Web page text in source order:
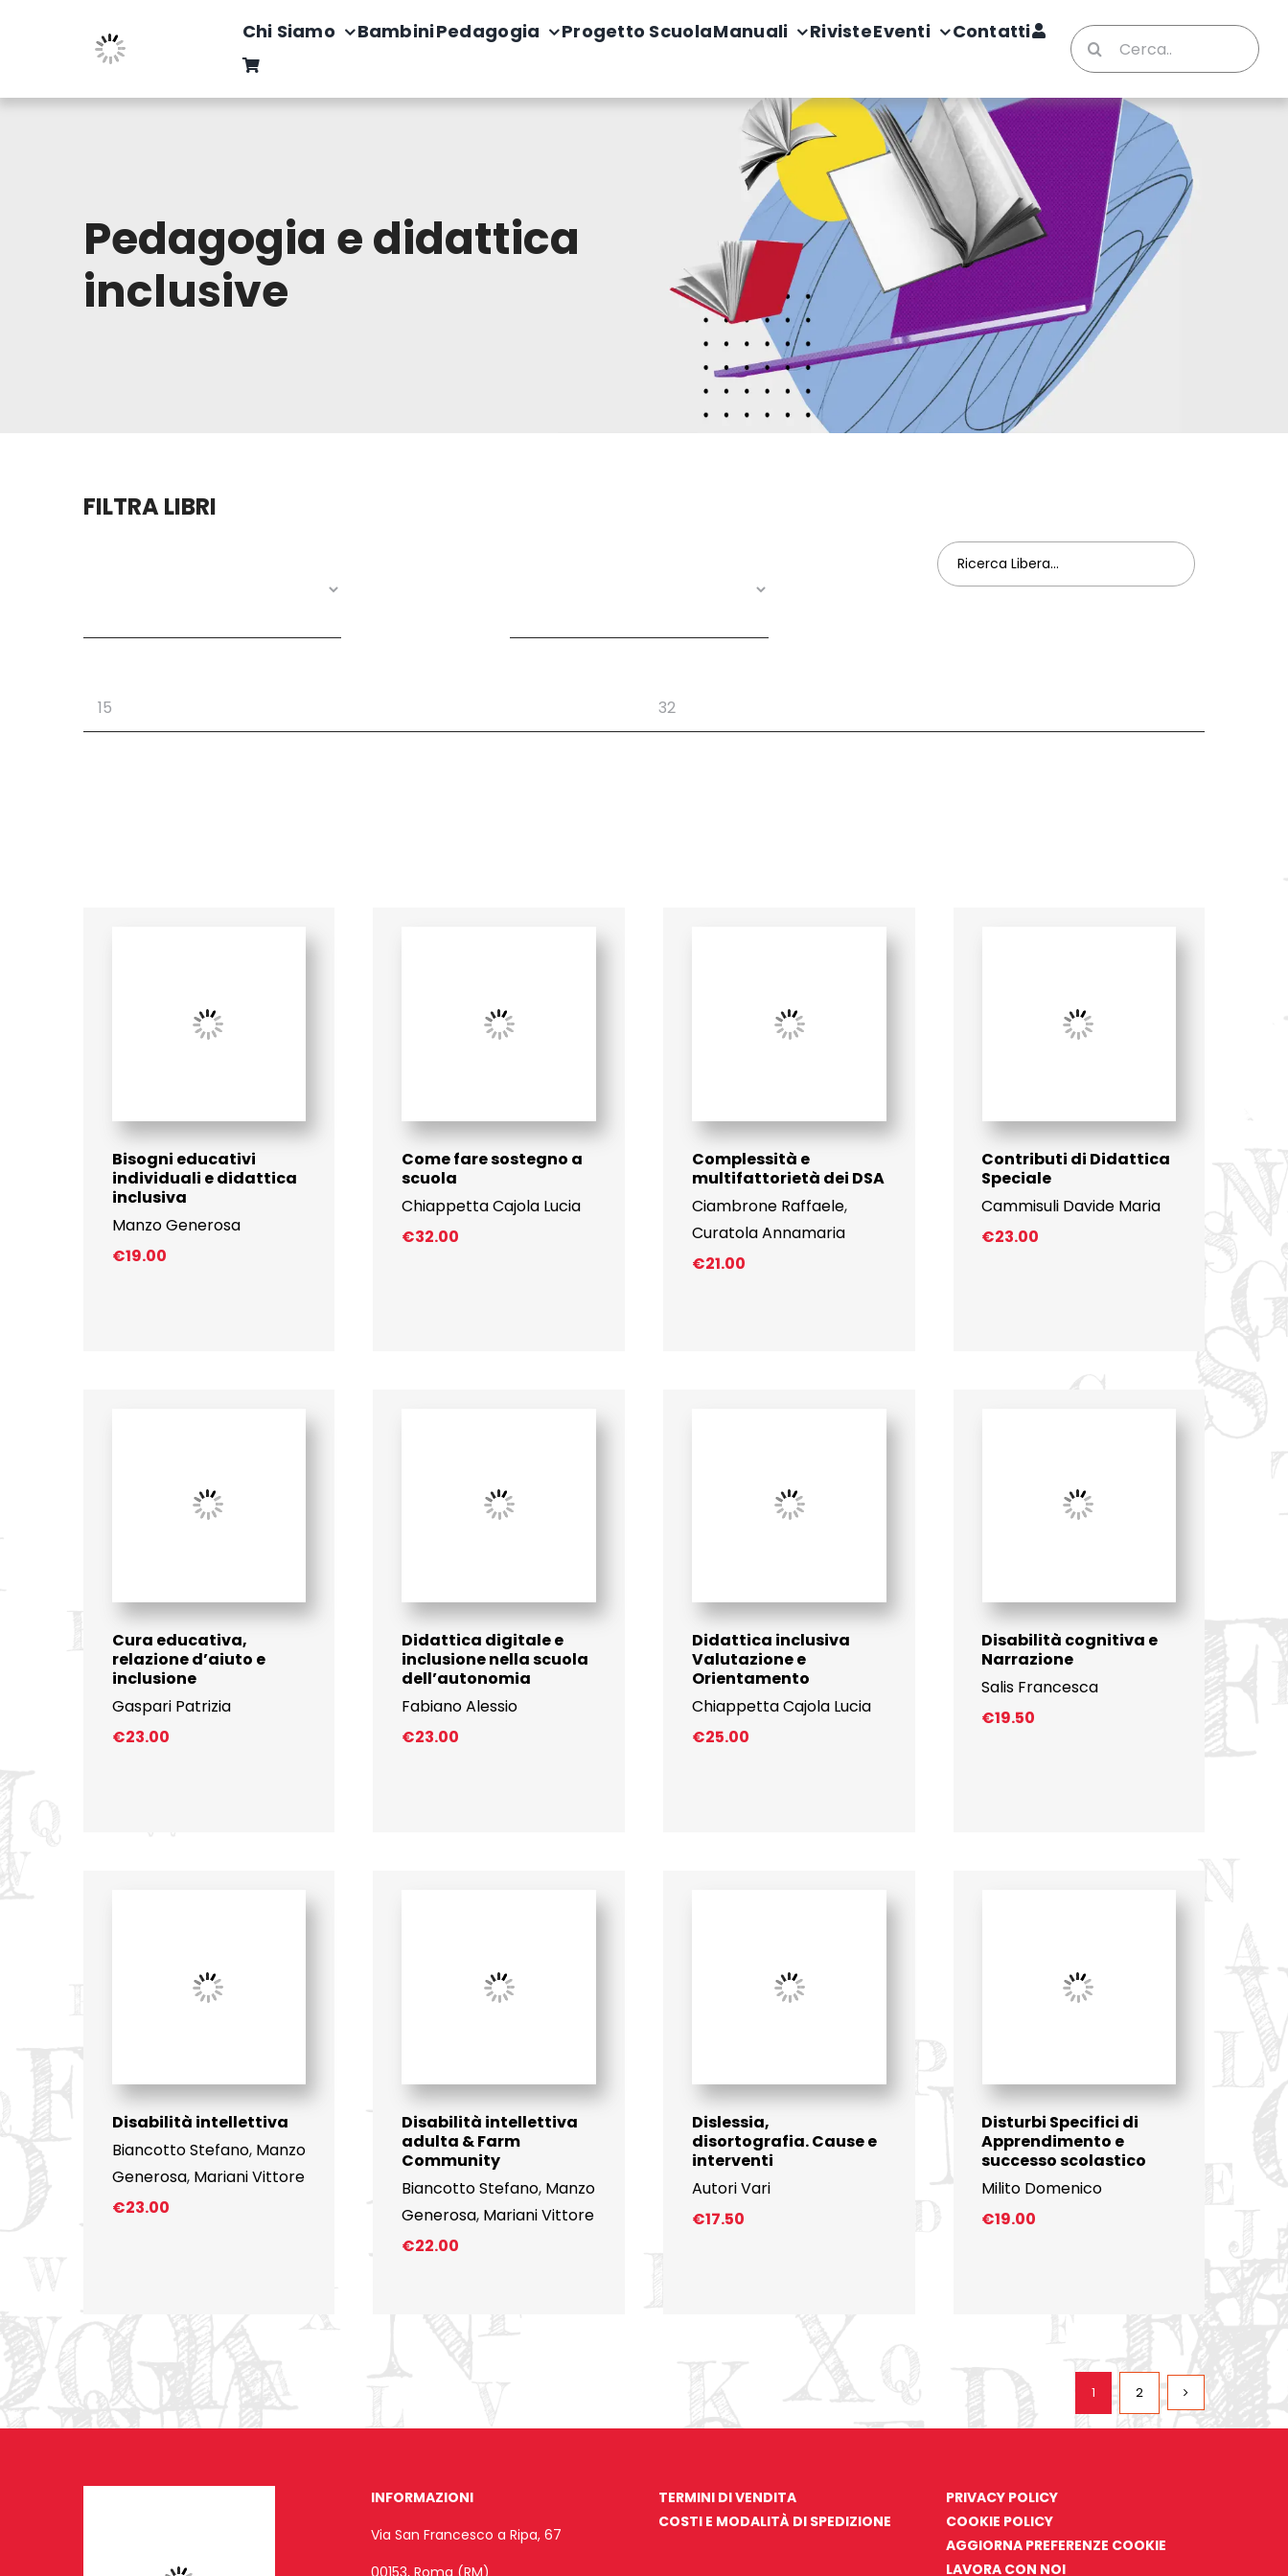
Chi Siamo BambiniPedagogia Progetto ScuolaManuali RivisteEventi Contatti
Cerca
per:
Pedagogia e didattica
inclusive
FILTRA LIBRI
Bisogni educativi
individuali e didattica
inclusiva
Manzo Generosa
€19.00
Come fare sostegno a
scuola
Chiappetta Cajola Lucia
€32.00
Complessità e
multifattorietà dei DSA
Ciambrone Raffaele,
Curatola Annamaria
€21.00
Contributi di Didattica
Speciale
Cammisuli Davide Maria
€23.00
Cura educativa,
relazione d’aiuto e
inclusione
Gaspari Patrizia
€23.00
Didattica digitale e
inclusione nella scuola
dell’autonomia
Fabiano Alessio
€23.00
Didattica inclusiva
Valutazione e
Orientamento
Chiappetta Cajola Lucia
€25.00
Disabilità cognitiva e
Narrazione
Salis Francesca
€19.50
Disabilità intellettiva
Biancotto Stefano, Manzo
Generosa, Mariani Vittore
€23.00
Disabilità intellettiva
adulta & Farm
Community
Biancotto Stefano, Manzo
Generosa, Mariani Vittore
€22.00
Dislessia,
disortografia. Cause e
interventi
Autori Vari
€17.50
Disturbi Specifici di
Apprendimento e
successo scolastico
Milito Domenico
€19.00
1 2
INFORMAZIONI
Via San Francesco a Ripa, 67
00153, Roma (RM)
TERMINI DI VENDITA
COSTI E MODALITÀ DI SPEDIZIONE
PRIVACY POLICY
COOKIE POLICY
AGGIORNA PREFERENZE COOKIE
LAVORA CON NOI